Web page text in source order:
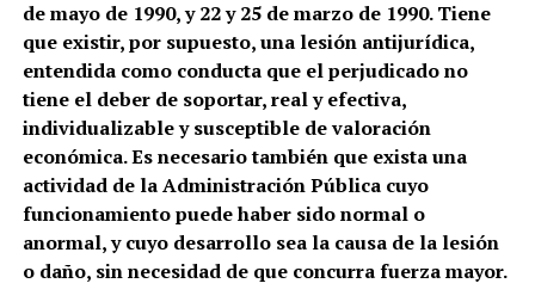
de mayo de 1990, y 22 y 25 de marzo de 1990. Tiene
que existir, por supuesto, una lesión antijurídica,
entendida como conducta que el perjudicado no
tiene el deber de soportar, real y efectiva,
individualizable y susceptible de valoración
económica. Es necesario también que exista una
actividad de la Administración Pública cuyo
funcionamiento puede haber sido normal o
anormal, y cuyo desarrollo sea la causa de la lesión
o daño, sin necesidad de que concurra fuerza mayor.